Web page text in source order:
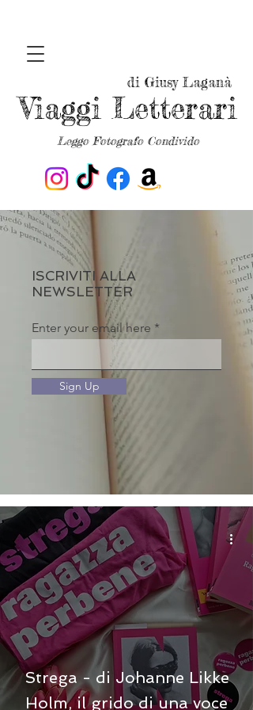
Leggo Fotografo Condivido
Viaggi Letterari
di Giusy Laganà
ISCRIVITI ALLA
NEWSLETTER
Enter your email here
Sign Up
Strega - di Johanne Likke
Holm, il grido di una voce